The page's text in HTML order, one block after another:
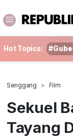
Hot Topics:
Senggang Film
Sekuel
Tayang